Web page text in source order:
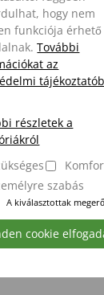
hogy nem
funkciója érhető
További
az
részletek a
szabás
A kiválasztottak
cookie
-
és a
a IMS
mostoha
keverési idő